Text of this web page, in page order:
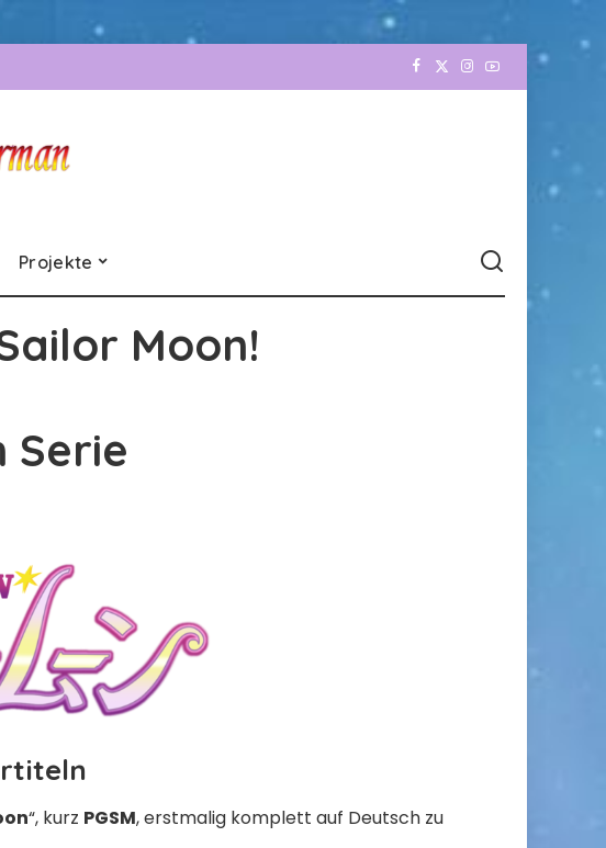
Projekte
Moon!
Serie
“, kurz PGSM, erstmalig komplett auf Deutsch zu